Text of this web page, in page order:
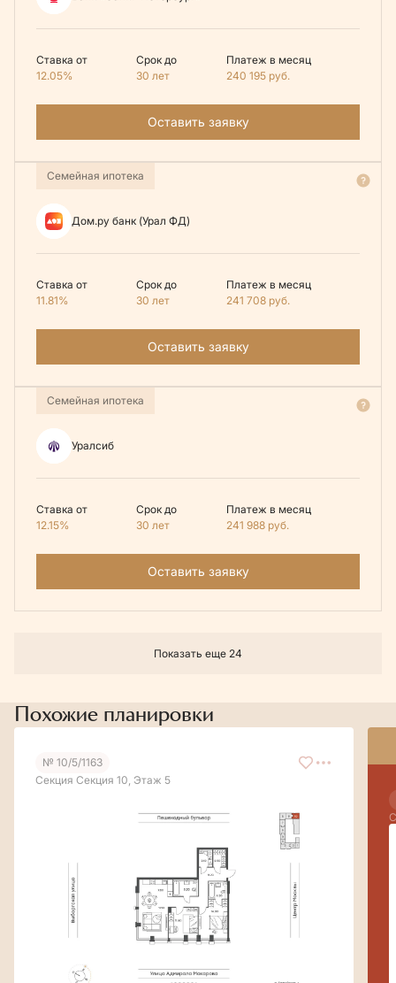
Ставка от
12.05%
Срок до
30 лет
Платеж в месяц
240 195 руб.
Оставить заявку
Семейная ипотека
Дом.ру банк (Урал ФД)
Ставка от
11.81%
Срок до
30 лет
Платеж в месяц
241 708 руб.
Оставить заявку
Семейная ипотека
Уралсиб
Ставка от
12.15%
Срок до
30 лет
Платеж в месяц
241 988 руб.
Оставить заявку
Показать еще 24
Похожие планировки
№ 10/5/1163
Секция Секция 10, Этаж 5